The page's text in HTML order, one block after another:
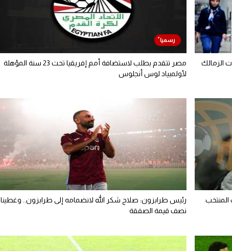
الزمالك
مصر تتقدم بطلب لاستضافة أمم إفريقيا تحت 23 سنة المؤهلة
لأولمبياد لوس أنجلوس
رئيس طرابزون: صلاح شكر الله لانضمامه إلى طرابزون.. وغطينا
نصف قيمة الصفقة